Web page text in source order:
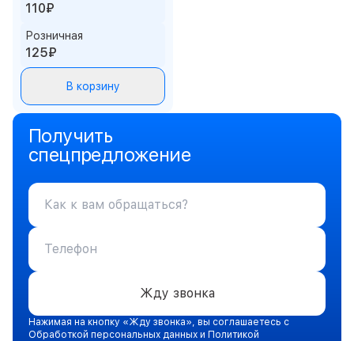
110₽
Розничная
125₽
В корзину
Получить
спецпредложение
Жду звонка
Нажимая на кнопку «Жду звонка», вы соглашаетесь с
Обработкой персональных данных и Политикой